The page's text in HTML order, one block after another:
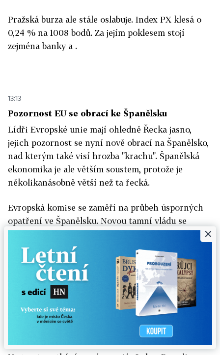
Pražská burza ale stále oslabuje. Index PX klesá o
0,24 % na 1008 bodů. Za jejím poklesem stojí
zejména banky a .
13:13
Pozornost EU se obrací ke Španělsku
Lídři Evropské unie mají ohledně Řecka jasno,
jejich pozornost se nyní nově obrací na Španělsko,
nad kterým také visí hrozba "krachu". Španělská
ekonomika je ale větším soustem, protože je
několikanásobně větší než ta řecká.
Evropská komise se zaměří na průbeh úsporných
opatření ve Španělsku. Novou tamní vládu se
13:35
Řečtí politici se zpozdí
Tak to podle zahraničních médií vypadá, že
schůzka řeckého kabinetu bude o hodinu odložena.
Řečtí politici by se tak v Aténách měli sejít v 15:00
×